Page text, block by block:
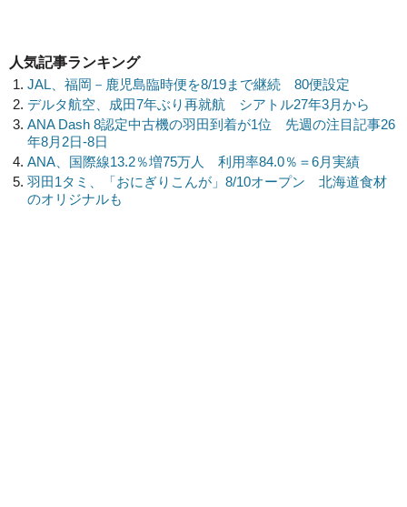
人気記事ランキング
JAL、福岡－鹿児島臨時便を8/19まで継続 80便設定
デルタ航空、成田7年ぶり再就航 シアトル27年3月から
ANA Dash 8認定中古機の羽田到着が1位 先週の注目記事26
年8月2日-8日
ANA、国際線13.2％増75万人 利用率84.0％＝6月実績
羽田1タミ、「おにぎりこんが」8/10オープン 北海道食材
のオリジナルも